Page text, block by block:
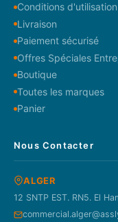
Conditions d'utilisation
Livraison
Paiement sécurisé
Offres Spéciales
Boutique
Toutes les marques
Panier
Nous Contacter
ALGER
12 SNTP EST. RN5. El